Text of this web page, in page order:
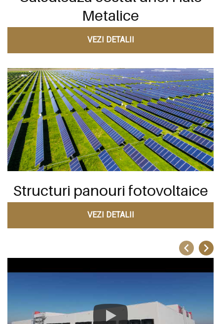
Metalice
VEZI DETALII
Structuri panouri fotovoltaice
VEZI DETALII